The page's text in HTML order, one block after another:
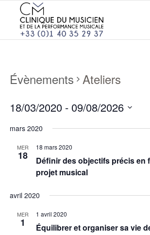
Évènements Ateliers
18/03/2020 - 09/08/2026
date.
mars 2020
MER
18
18 mars 2020
Définir des objectifs précis en
projet musical
avril 2020
MER
1
1 avril 2020
Équilibrer et organiser sa vie